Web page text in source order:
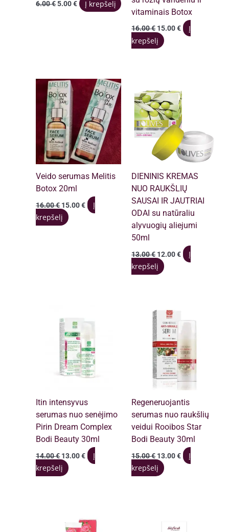
6.00€ Original
5.00€Current
price
Į krepšelį
vitaminais Botox
16.00€ Original
price
was:
15.00€Current
price
Į
krepšelį
Veido serumas Melitis
Botox 20ml
16.00€ Original
price
was:
15.00€Current
price
Į
krepšelį
DIENINIS KREMAS
NUO RAUKŠLIŲ
SAUSAI IR JAUTRIAI
ODAI su natūraliu
alyvuogių aliejumi
50ml
13.00€ Original
price
was:
12.00€Current
price
Į
krepšelį
Itin intensyvus
serumas nuo senėjimo
Pirin Dream Complex
Bodi Beauty 30ml
14.00€ Original
price
was:
13.00€Current
price
Į
krepšelį
Regeneruojantis
serumas nuo raukšlių
veidui Rooibos Star
Bodi Beauty 30ml
15.00€ Original
price
was:
13.00€Current
price
Į
krepšelį